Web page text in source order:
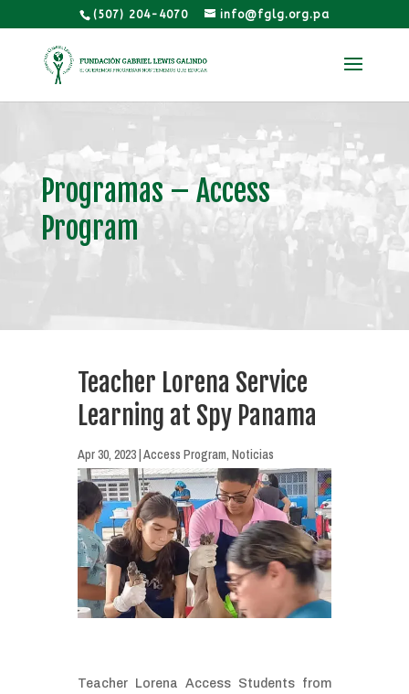
(507) 204-4070 info@fglg.org.pa
Programas – Access
Program
Teacher Lorena Service
Learning at Spy Panama
Apr 30, 2023|Access Program, Noticias
Teacher Lorena Access Students from